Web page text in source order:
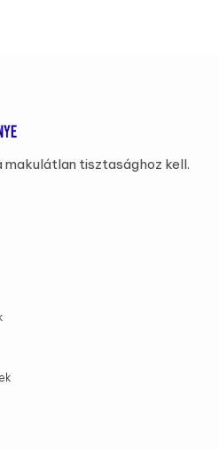
makulátlan tisztasághoz kell.